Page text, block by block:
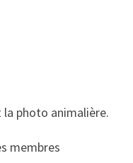
photo animalière.
membres